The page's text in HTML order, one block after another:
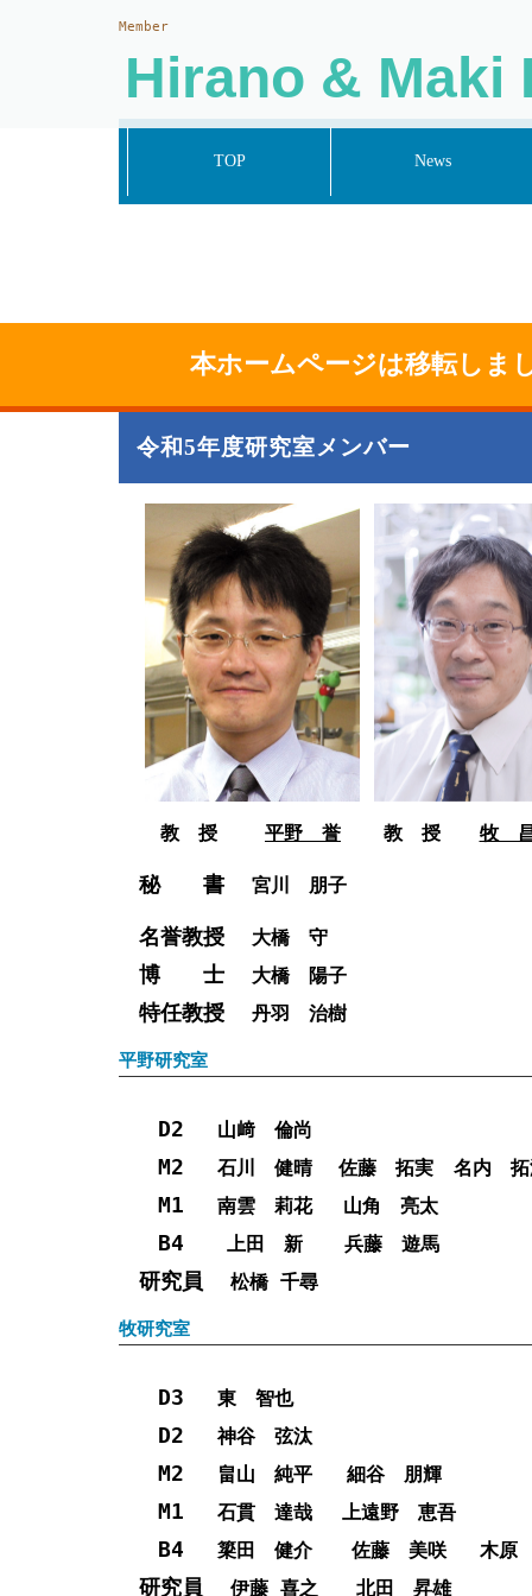
Member
Hirano & Maki
TOP News
本ホームページは移転し
令和5年度研究室メンバー
教 授 平野 誉 教 授 牧
秘 書 宮川 朋子
名誉教授 大橋 守
博 士 大橋 陽子
特任教授 丹羽 治樹
平野研究室
D2 山﨑 倫尚
M2 石川 健晴 佐藤 拓実 名内 拓
M1 南雲 莉花 山角 亮太
B4 上田 新 兵藤 遊馬
研究員 松橋 千尋
牧研究室
D3 東 智也
D2 神谷 弦汰
M2 畠山 純平 細谷 朋輝
M1 石貫 達哉 上遠野 恵吾
B4 簗田 健介 佐藤 美咲 木原
研究員 伊藤 喜之 北田 昇雄